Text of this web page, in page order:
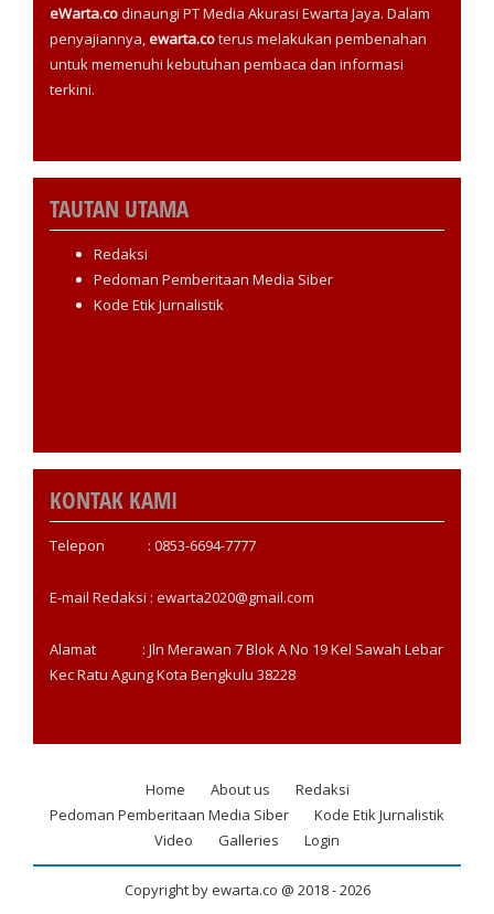
eWarta.codinaungi PT Media Akurasi Ewarta Jaya. Dalam
penyajiannya,ewarta.coterus melakukan pembenahan
untuk memenuhi kebutuhan pembaca dan informasi
terkini.
TAUTAN UTAMA
Redaksi
Pedoman Pemberitaan Media Siber
Kode Etik Jurnalistik
KONTAK KAMI
Telepon : 0853-6694-7777
E-mail Redaksi : ewarta2020@gmail.com
Alamat : Jln Merawan 7 Blok A No 19 Kel Sawah Lebar
Kec Ratu Agung Kota Bengkulu 38228
Footer
Home About us
Redaksi
Pedoman Pemberitaan Media Siber
Kode Etik Jurnalistik
Video
Galleries Login
Copyright by ewarta.co @ 2018 -2026